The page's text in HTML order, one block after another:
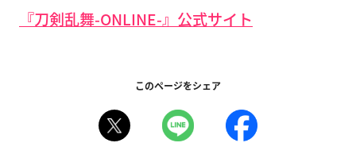
『刀剣乱舞-ONLINE-』公式サイト
このページをシェア